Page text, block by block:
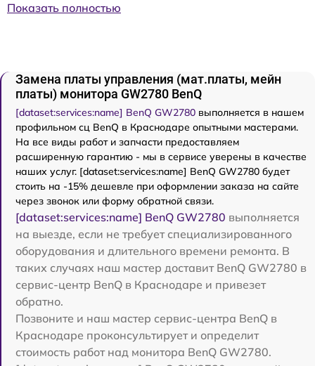
Показать полностью
Замена платы управления (мат.платы, мейн
платы) монитора GW2780 BenQ
[dataset:services:name] BenQ GW2780 выполняется в нашем
профильном сц BenQ в Краснодаре опытными мастерами.
На все виды работ и запчасти предоставляем
расширенную гарантию - мы в сервисе уверены в качестве
наших услуг. [dataset:services:name] BenQ GW2780 будет
стоить на -15% дешевле при оформлении заказа на сайте
через звонок или форму обратной связи.
[dataset:services:name] BenQ GW2780 выполняется
на выезде, если не требует специализированного
оборудования и длительного времени ремонта. В
таких случаях наш мастер доставит BenQ GW2780 в
сервис-центр BenQ в Краснодаре и привезет
обратно.
Позвоните и наш мастер сервис-центра BenQ в
Краснодаре проконсультирует и определит
стоимость работ над монитора BenQ GW2780.